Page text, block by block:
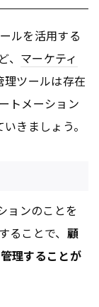
ルを活用する
、 マーケティ
理ツールは存在
トメーション
きましょう。
ョンのことを
ることで、 顧
理することが